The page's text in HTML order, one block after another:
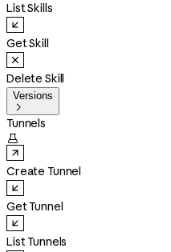
List Skills
Get Skill
Delete Skill
Versions

Tunnels

Create Tunnel
Get Tunnel
List Tunnels